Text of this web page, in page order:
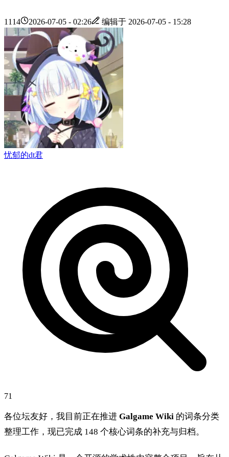
1114 2026-07-05 - 02:26 编辑于 2026-07-05 - 15:28
忧郁的dt君
71
各位坛友好，我目前正在推进 Galgame Wiki 的词条分类
整理工作，现已完成 148 个核心词条的补充与归档。